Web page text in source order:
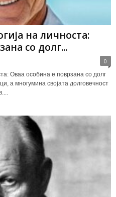
на личноста:
со долг...
0
Оваа особина е поврзана со долг
многумина својата долговечност